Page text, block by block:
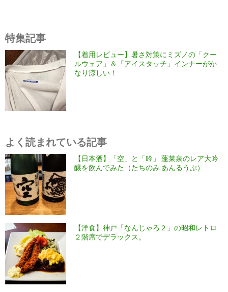
特集記事
【着用レビュー】暑さ対策にミズノの「クー
ルウェア」＆「アイスタッチ」インナーがか
なり涼しい！
よく読まれている記事
【日本酒】「空」と「吟」 蓬莱泉のレア大吟
醸を飲んでみた（たちのみ あんるうぷ）
【洋食】神戸「なんじゃろ２」の昭和レトロ
２階席でデラックス。